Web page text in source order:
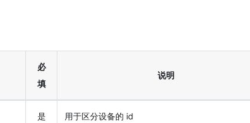
必
填
说明
是 用于区分设备的 id